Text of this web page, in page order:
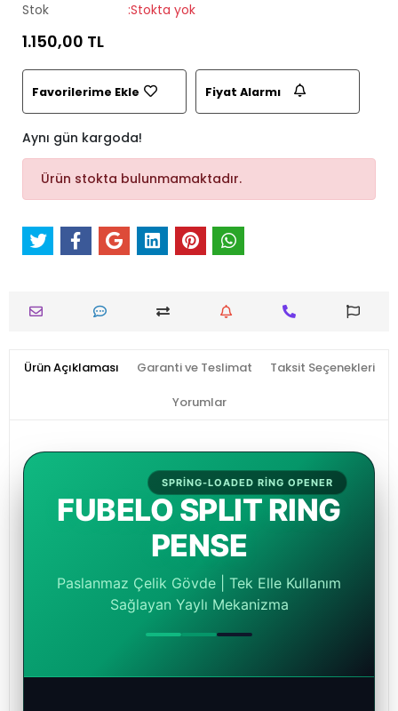
Stok
:Stokta yok
1.150,00 TL
Favorilerime Ekle Fiyat Alarmı
Aynı gün kargoda!
Ürün stokta bulunmamaktadır.
Ürün Açıklaması Garanti ve Teslimat Taksit Seçenekleri
Yorumlar
SPRING-LOADED RING OPENER
FUBELO SPLIT RING
PENSE
Paslanmaz Çelik Gövde | Tek Elle Kullanım
Sağlayan Yaylı Mekanizma